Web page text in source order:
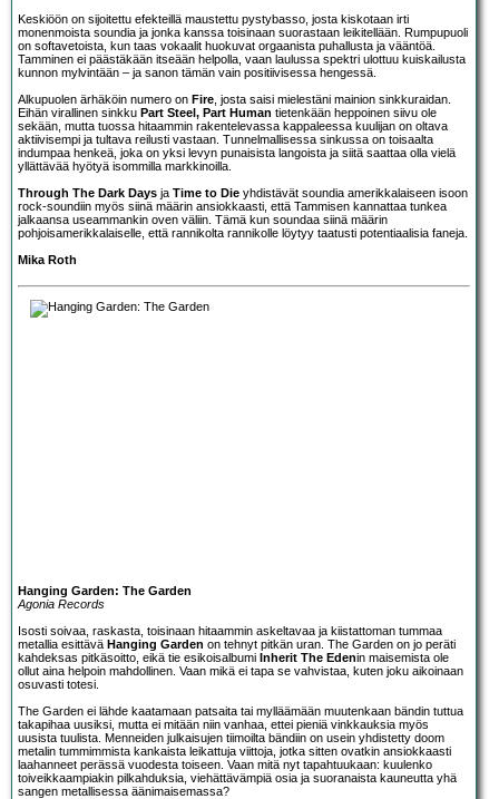
Keskiöön on sijoitettu efekteillä maustettu pystybasso, josta kiskotaan irti
monenmoista soundia ja jonka kanssa toisinaan suorastaan leikitellään. Rumpupuoli
on softavetoista, kun taas vokaalit huokuvat orgaanista puhallusta ja vääntöä.
Tamminen ei päästäkään itseään helpolla, vaan laulussa spektri ulottuu kuiskailusta
kunnon mylvintään – ja sanon tämän vain positiivisessa hengessä.
Alkupuolen ärhäköin numero on Fire , josta saisi mielestäni mainion sinkkuraidan.
Eihän virallinen sinkku Part Steel, Part Human tietenkään heppoinen siivu ole
sekään, mutta tuossa hitaammin rakentelevassa kappaleessa kuulijan on oltava
aktiivisempi ja tultava reilusti vastaan. Tunnelmallisessa sinkussa on toisaalta
indumpaa henkeä, joka on yksi levyn punaisista langoista ja siitä saattaa olla vielä
yllättävää hyötyä isommilla markkinoilla.
Through The Dark Days ja Time to Die yhdistävät soundia amerikkalaiseen isoon
rock-soundiin myös siinä määrin ansiokkaasti, että Tammisen kannattaa tunkea
jalkaansa useammankin oven väliin. Tämä kun soundaa siinä määrin
pohjoisamerikkalaiselle, että rannikolta rannikolle löytyy taatusti potentiaalisia faneja.
Mika Roth
Hanging Garden: The Garden
Agonia Records
Isosti soivaa, raskasta, toisinaan hitaammin askeltavaa ja kiistattoman tummaa
metallia esittävä Hanging Garden on tehnyt pitkän uran. The Garden on jo peräti
kahdeksas pitkäsoitto, eikä tie esikoisalbumi Inherit The Edenin maisemista ole
ollut aina helpoin mahdollinen. Vaan mikä ei tapa se vahvistaa, kuten joku aikoinaan
osuvasti totesi.
The Garden ei lähde kaatamaan patsaita tai mylläämään muutenkaan bändin tuttua
takapihaa uusiksi, mutta ei mitään niin vanhaa, ettei pieniä vinkkauksia myös
uusista tuulista. Menneiden julkaisujen tiimoilta bändiin on usein yhdistetty doom
metalin tummimmista kankaista leikattuja viittoja, jotka sitten ovatkin ansiokkaasti
laahanneet perässä vuodesta toiseen. Vaan mitä nyt tapahtuukaan: kuulenko
toiveikkaampiakin pilkahduksia, viehättävämpiä osia ja suoranaista kauneutta yhä
sangen metallisessa äänimaisemassa?